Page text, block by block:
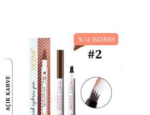
%14 İNDIRIM